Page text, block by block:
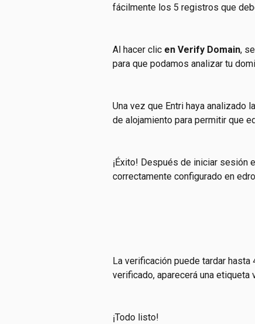
fácilmente los 5 registros que
Al hacer clic en Verify Domain,
para que podamos analizar tu
Una vez que Entri haya analizado
de alojamiento para permitir que
¡Éxito! Después de iniciar sesión
correctamente configurado en
La verificación puede tardar
verificado, aparecerá una etiqueta
¡Todo listo!